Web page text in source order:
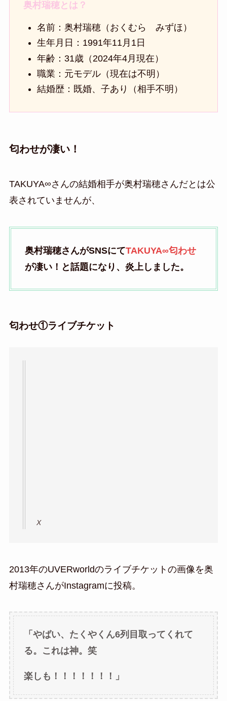
奥村瑞穂とは？
名前：奥村瑞穂（おくむら みずほ）
生年月日：1991年11月1日
年齢：31歳（2024年4月現在）
職業：元モデル（現在は不明）
結婚歴：既婚、子あり（相手不明）
匂わせが凄い！
TAKUYA∞さんの結婚相手が奥村瑞穂さんだとは公
表されていませんが、
奥村瑞穂さんがSNSにてTAKUYA∞匂わせ
が凄い！と話題になり、炎上しました。
匂わせ①ライブチケット
X
2013年のUVERworldのライブチケットの画像を奥
村瑞穂さんがInstagramに投稿。
「やばい、たくやくん6列目取ってくれて
る。これは神。笑
楽しも！！！！！！！」